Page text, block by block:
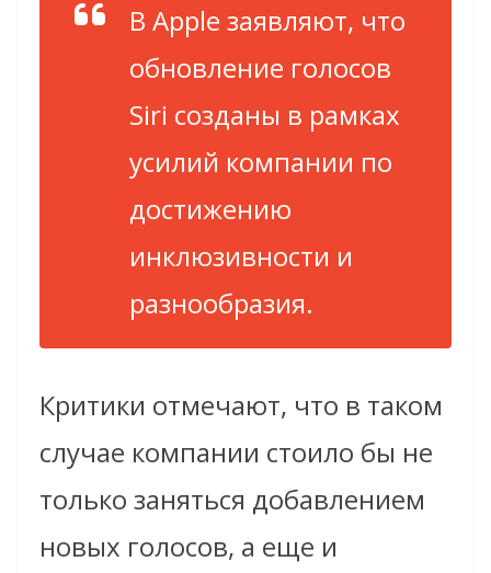
В Apple заявляют, что
обновление голосов
Siri созданы в рамках
усилий компании по
достижению
инклюзивности и
разнообразия.
Критики отмечают, что в таком
случае компании стоило бы не
только заняться добавлением
новых голосов, а еще и